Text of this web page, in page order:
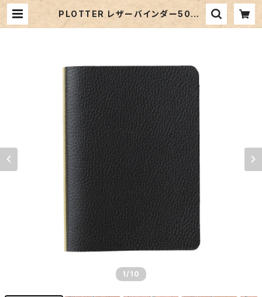
PLOTTER レザーバインダー5003
「シュリンク（ブラック）」ミニサイズ／
1 /10